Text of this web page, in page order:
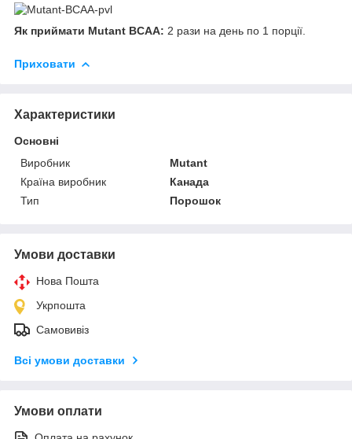
Як приймати Mutant BCAA: 2 рази на день по 1 порції.
Приховати
Характеристики
Основні
Виробник
Mutant
Країна виробник
Канада
Тип
Порошок
Умови доставки
Нова Пошта
Укрпошта
Самовивіз
Всі умови доставки
Умови оплати